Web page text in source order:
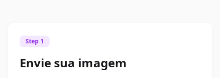
Step 1
Envie sua imagem